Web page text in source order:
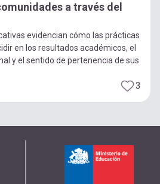
a través del
evidencian cómo las prácticas
en los resultados académicos, el
y el sentido de pertenencia de sus
3